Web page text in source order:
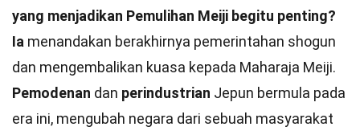
yang menjadikan Pemulihan Meiji begitu penting?
Ia menandakan berakhirnya pemerintahan shogun
dan mengembalikan kuasa kepada Maharaja Meiji.
Pemodenan dan perindustrian Jepun bermula pada
era ini, mengubah negara dari sebuah masyarakat